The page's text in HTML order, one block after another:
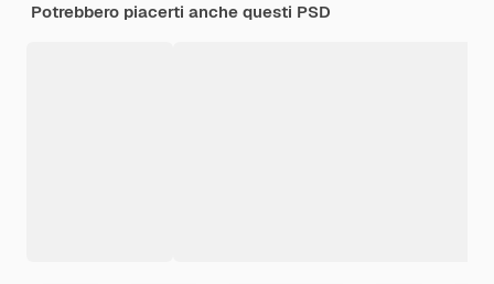
Potrebbero piacerti anche questi PSD